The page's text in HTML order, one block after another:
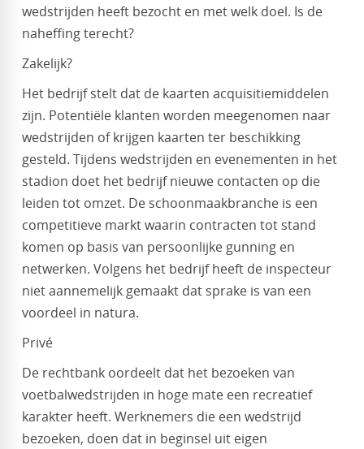
wedstrijden heeft bezocht en met welk doel. Is de
naheffing terecht?
Zakelijk?
Het bedrijf stelt dat de kaarten acquisitiemiddelen
zijn. Potentiële klanten worden meegenomen naar
wedstrijden of krijgen kaarten ter beschikking
gesteld. Tijdens wedstrijden en evenementen in het
stadion doet het bedrijf nieuwe contacten op die
leiden tot omzet. De schoonmaakbranche is een
competitieve markt waarin contracten tot stand
komen op basis van persoonlijke gunning en
netwerken. Volgens het bedrijf heeft de inspecteur
niet aannemelijk gemaakt dat sprake is van een
voordeel in natura.
Privé
De rechtbank oordeelt dat het bezoeken van
voetbalwedstrijden in hoge mate een recreatief
karakter heeft. Werknemers die een wedstrijd
bezoeken, doen dat in beginsel uit eigen